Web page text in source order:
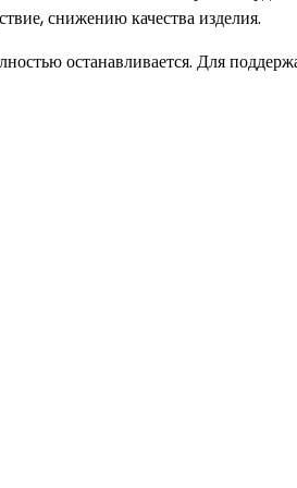
снижению качества изделия.
останавливается. Для